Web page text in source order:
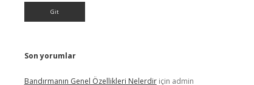
Son yorumlar
Bandırmanın Genel Özellikleri Nelerdiriçin admin